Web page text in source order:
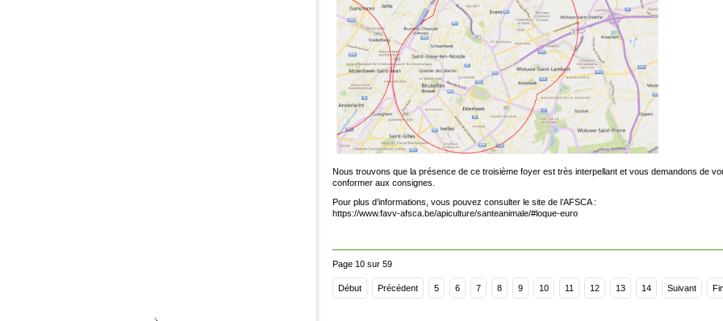
Nous trouvons que la présence de ce troisième foyer est très interpellant et vous demandons de
conformer aux consignes.
Pour plus d’informations, vous pouvez consulter le site de l’AFSCA :
https://www.favv-afsca.be/apiculture/santeanimale/#loque-euro
Page 10 sur 59
Début Précédent 5 6 7 8 9 10 11 12 13 14 Suivant